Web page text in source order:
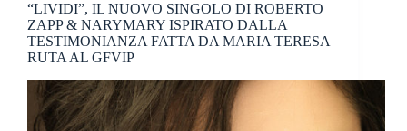
“LIVIDI”, IL NUOVO SINGOLO DI ROBERTO
ZAPP & NARYMARY ISPIRATO DALLA
TESTIMONIANZA FATTA DA MARIA TERESA
RUTA AL GFVIP